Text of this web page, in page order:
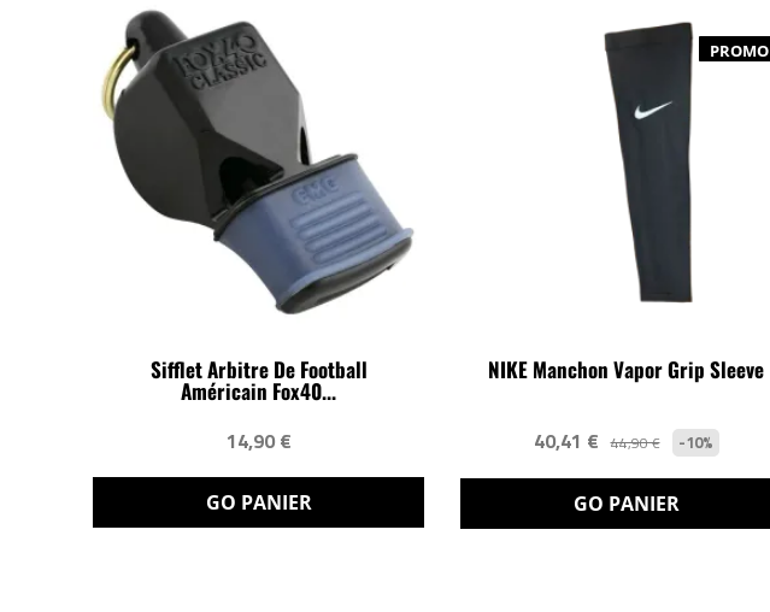
Sifflet Arbitre De Football
Américain Fox40...
14,90 €
GO PANIER
PROMO
NIKE Manchon Vapor Grip Sleeve
40,41 € 44,90 € -10%
GO PANIER